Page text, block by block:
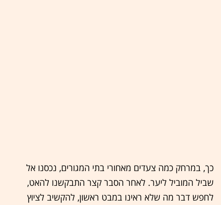
כך, במרחק כמה צעדים מאחורי בתי המגורים, נכסנו אל
שביל המוביל ליער. לאחר הסבר קצר התבקשנו להאט,
לחפש דבר מה שלא ראינו במבט ראשון, להקשיב לציוץ